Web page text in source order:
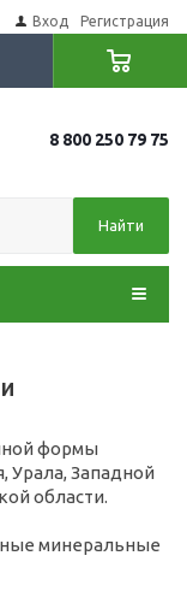
Вход Регистрация
8 800 250 79 75
Найти
формы
Урала, Западной
области.
минеральные